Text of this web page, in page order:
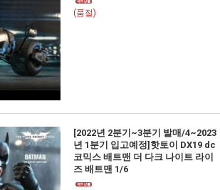
(품절)
[2022년 2분기~3분기 발매/4~2023
년 1분기 입고예정]핫토이 DX19 dc
코믹스 배트맨 더 다크 나이트 라이
즈 배트맨 1/6